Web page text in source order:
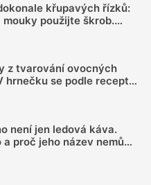
křupavých řízků:
použijte škrob.
z tvarování ovocných
hrnečku se podle receptu
není jen ledová káva.
proč jeho název nemůže